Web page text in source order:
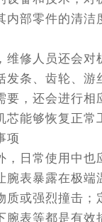
部零件的清洁
修人员还会对
发条、齿轮、游
要，还会进行相
能够恢复正常
项
日常使用中也
腕表暴露在极端
质或强烈撞击；
表等都是有效